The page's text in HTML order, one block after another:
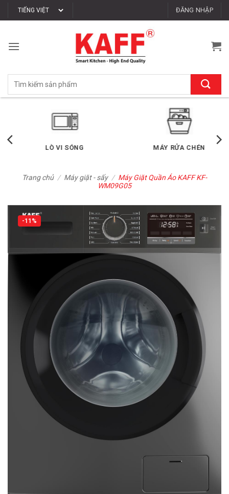
qua
dung
ĐĂNG NHẬP
Tìm
LÒ VI SÓNG MÁY RỬA CHÉN
Trang chủ / Máy giặt - sấy / Máy Giặt Quần Áo KAFF KF-
WM09G05
-11%